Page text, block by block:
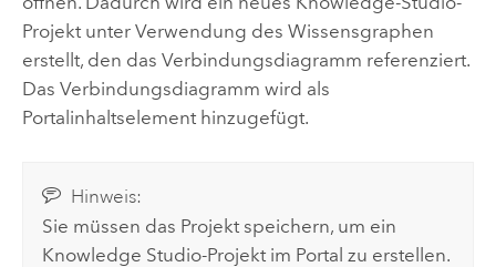
Projekt unter Verwendung des Wissensgraphen
erstellt, den das Verbindungsdiagramm referenziert.
Das Verbindungsdiagramm wird als
Portalinhaltselement hinzugefügt.
Hinweis:
Sie müssen das Projekt speichern, um ein
Knowledge Studio-Projekt im Portal zu erstellen.